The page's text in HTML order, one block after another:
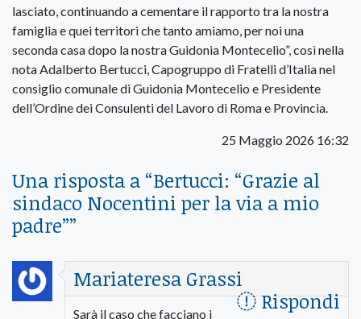
lasciato, continuando a cementare il rapporto tra la nostra
famiglia e quei territori che tanto amiamo, per noi una
seconda casa dopo la nostra Guidonia Montecelio”, così nella
nota Adalberto Bertucci, Capogruppo di Fratelli d’Italia nel
consiglio comunale di Guidonia Montecelio e Presidente
dell’Ordine dei Consulenti del Lavoro di Roma e Provincia.
25 Maggio 2026 16:32
Una risposta a “Bertucci: “Grazie al
sindaco Nocentini per la via a mio
padre””
Mariateresa Grassi
Rispondi
Sarà il caso che facciano i